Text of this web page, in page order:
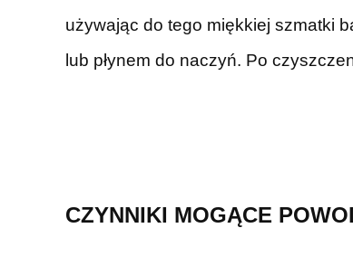
używając do tego miękkiej szmatki
lub płynem do naczyń. Po
CZYNNIKI MOGĄCE